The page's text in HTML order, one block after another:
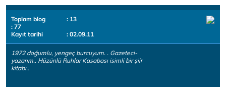
Toplam blog
: 13
: 77
Kayıt tarihi
: 02.09.11
1972 doğumlu, yengeç burcuyum. . Gazeteci-
yazarım.. Hüzünlü Ruhlar Kasabası isimli bir şiir
kitabı..